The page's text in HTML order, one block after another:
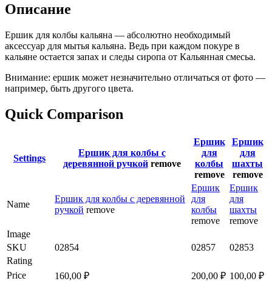
Описание
Ершик для колбы кальяна — абсолютно необходимый
аксессуар для мытья кальяна. Ведь при каждом покуре в
кальяне остается запах и следы сиропа от Кальянная смесьа.
Внимание: ершик может незначительно отличаться от фото —
например, быть другого цвета.
Quick Comparison
Settings
Ершик для колбы с
деревянной ручкой remove
Ершик
для
колбы
remove
Ершик
для
шахты
remove
Name
Ершик для колбы с деревянной
ручкой remove
Ершик
для
колбы
remove
Ершик
для
шахты
remove
Image
SKU
02854 02857
02853
Rating
Price
160,00 ₽ 200,00 ₽ 100,00 ₽